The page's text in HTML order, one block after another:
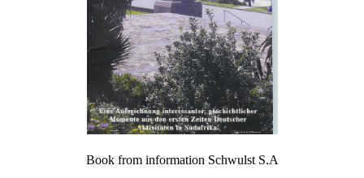
Book from information Schwulst S.A